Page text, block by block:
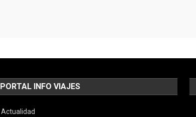
PORTAL INFO VIAJES
Actualidad